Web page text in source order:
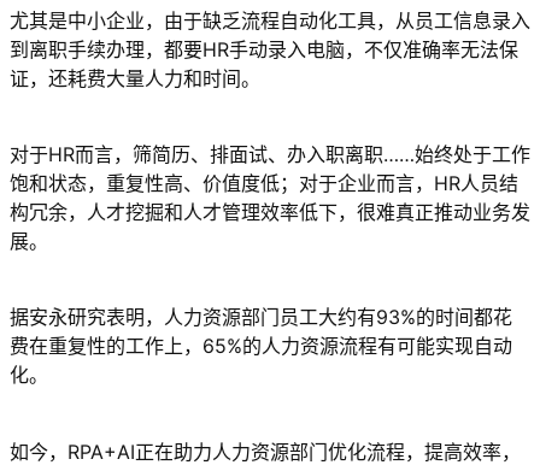
尤其是中小企业，由于缺乏流程自动化工具，从员工信息录入
到离职手续办理，都要HR手动录入电脑，不仅准确率无法保
证，还耗费大量人力和时间。
对于HR而言，筛简历、排面试、办入职离职……始终处于工作
饱和状态，重复性高、价值度低；对于企业而言，HR人员结
构冗余，人才挖掘和人才管理效率低下，很难真正推动业务发
展。
据安永研究表明，人力资源部门员工大约有93%的时间都花
费在重复性的工作上，65%的人力资源流程有可能实现自动
化。
如今，RPA+AI正在助力人力资源部门优化流程，提高效率，